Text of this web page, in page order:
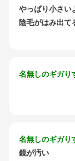
やっぱり小さい
陰毛がはみ出て
名無しのギガり
名無しのギガり
鏡が汚い